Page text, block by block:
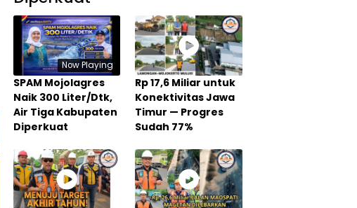
Now Playing
SPAM Mojolagres
Naik 300 Liter/Dtk,
Air Tiga Kabupaten
Diperkuat
Rp 17,6 Miliar untuk
Konektivitas Jawa
Timur — Progres
Sudah 77%